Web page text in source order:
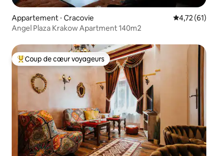
Appartement ⋅ Cracovie Évaluation
4,72 (61)
Angel Plaza Krakow Apartment 140m2
Coups de cœur voyageurs les plus appréciés
Coup de cœur voyageurs